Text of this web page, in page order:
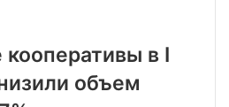
в I
объем